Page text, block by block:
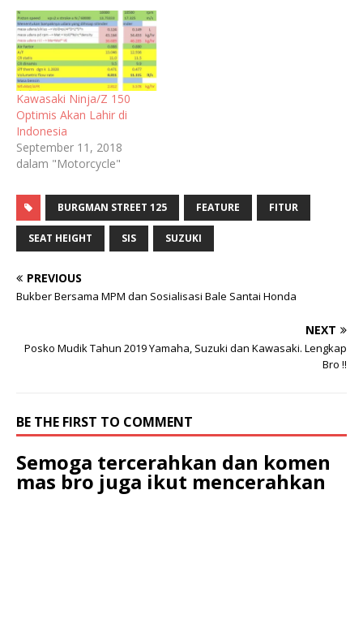
Kawasaki Ninja/Z 150
Optimis Akan Lahir di
Indonesia
September 11, 2018
dalam "Motorcycle"
BURGMAN STREET 125 FEATURE FITUR
SEAT HEIGHT SIS SUZUKI
PREVIOUS
Bukber Bersama MPM dan Sosialisasi Bale Santai Honda
NEXT
Posko Mudik Tahun 2019 Yamaha, Suzuki dan Kawasaki. Lengkap
Bro !!
BE THE FIRST TO COMMENT
Semoga tercerahkan dan komen
mas bro juga ikut mencerahkan